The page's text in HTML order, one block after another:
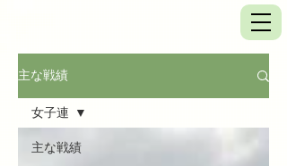
主な戦績
主な戦績
女子連